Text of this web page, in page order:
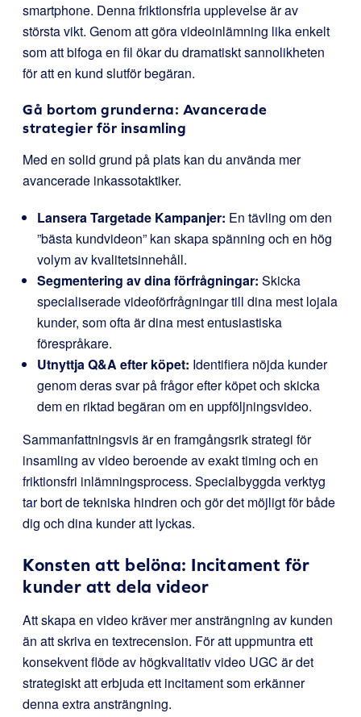
smartphone. Denna friktionsfria upplevelse är av
största vikt. Genom att göra videoinlämning lika enkelt
som att bifoga en fil ökar du dramatiskt sannolikheten
för att en kund slutför begäran.
Gå bortom grunderna: Avancerade
strategier för insamling
Med en solid grund på plats kan du använda mer
avancerade inkassotaktiker.
Lansera Targetade Kampanjer: En tävling om den
”bästa kundvideon” kan skapa spänning och en hög
volym av kvalitetsinnehåll.
Segmentering av dina förfrågningar: Skicka
specialiserade videoförfrågningar till dina mest lojala
kunder, som ofta är dina mest entusiastiska
förespråkare.
Utnyttja Q&A efter köpet: Identifiera nöjda kunder
genom deras svar på frågor efter köpet och skicka
dem en riktad begäran om en uppföljningsvideo.
Sammanfattningsvis är en framgångsrik strategi för
insamling av video beroende av exakt timing och en
friktionsfri inlämningsprocess. Specialbyggda verktyg
tar bort de tekniska hindren och gör det möjligt för både
dig och dina kunder att lyckas.
Konsten att belöna: Incitament för
kunder att dela videor
Att skapa en video kräver mer ansträngning av kunden
än att skriva en textrecension. För att uppmuntra ett
konsekvent flöde av högkvalitativ video UGC är det
strategiskt att erbjuda ett incitament som erkänner
denna extra ansträngning.